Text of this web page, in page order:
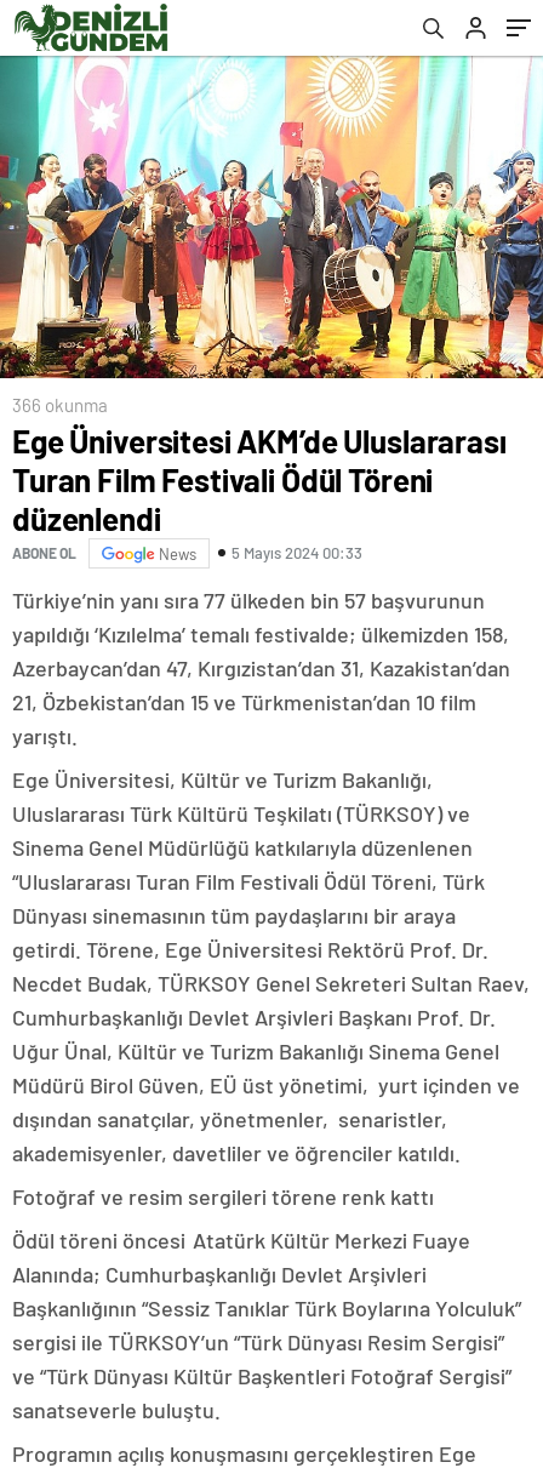
366 okunma
Ege Üniversitesi AKM’de Uluslararası
Turan Film Festivali Ödül Töreni
düzenlendi
ABONE OL News 5 Mayıs 2024 00:33
Türkiye’nin yanı sıra 77 ülkeden bin 57 başvurunun
yapıldığı ‘Kızılelma’ temalı festivalde; ülkemizden 158,
Azerbaycan’dan 47, Kırgızistan’dan 31, Kazakistan’dan
21, Özbekistan’dan 15 ve Türkmenistan’dan 10 film
yarıştı.
Ege Üniversitesi, Kültür ve Turizm Bakanlığı,
Uluslararası Türk Kültürü Teşkilatı (TÜRKSOY) ve
Sinema Genel Müdürlüğü katkılarıyla düzenlenen
“Uluslararası Turan Film Festivali Ödül Töreni, Türk
Dünyası sinemasının tüm paydaşlarını bir araya
getirdi. Törene, Ege Üniversitesi Rektörü Prof. Dr.
Necdet Budak, TÜRKSOY Genel Sekreteri Sultan Raev,
Cumhurbaşkanlığı Devlet Arşivleri Başkanı Prof. Dr.
Uğur Ünal, Kültür ve Turizm Bakanlığı Sinema Genel
Müdürü Birol Güven, EÜ üst yönetimi, yurt içinden ve
dışından sanatçılar, yönetmenler, senaristler,
akademisyenler, davetliler ve öğrenciler katıldı.
Fotoğraf ve resim sergileri törene renk kattı
Ödül töreni öncesi Atatürk Kültür Merkezi Fuaye
Alanında; Cumhurbaşkanlığı Devlet Arşivleri
Başkanlığının “Sessiz Tanıklar Türk Boylarına Yolculuk”
sergisi ile TÜRKSOY’un “Türk Dünyası Resim Sergisi”
ve “Türk Dünyası Kültür Başkentleri Fotoğraf Sergisi”
sanatseverle buluştu.
Programın açılış konuşmasını gerçekleştiren Ege